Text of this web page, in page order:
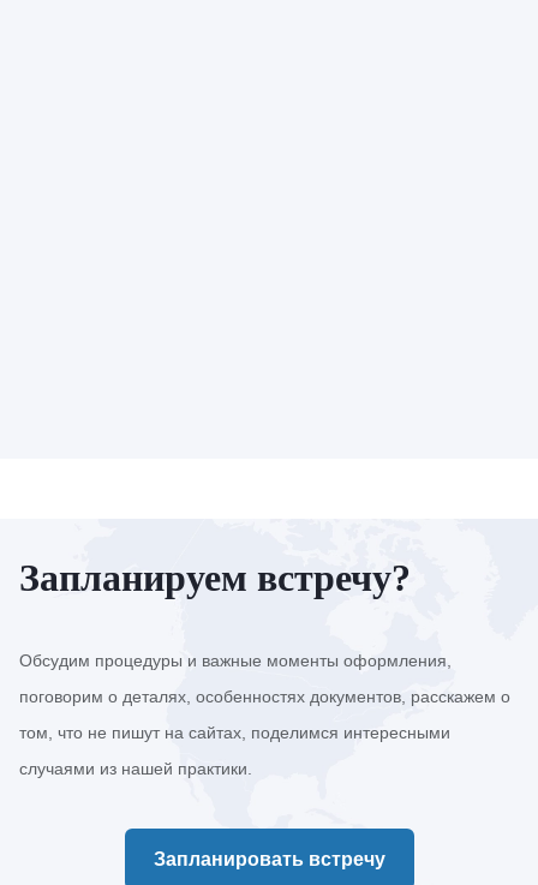
Запланируем встречу?
Обсудим процедуры и важные моменты оформления,
поговорим о деталях, особенностях документов, расскажем о
том, что не пишут на сайтах, поделимся интересными
случаями из нашей практики.
Запланировать встречу